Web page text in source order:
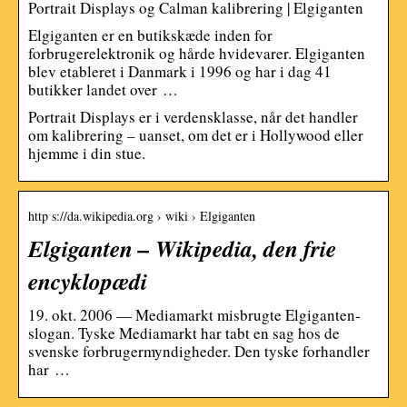
Portrait Displays og Calman kalibrering | Elgiganten
Elgiganten er en butikskæde inden for
forbrugerelektronik og hårde hvidevarer. Elgiganten
blev etableret i Danmark i 1996 og har i dag 41
butikker landet over …
Portrait Displays er i verdensklasse, når det handler
om kalibrering – uanset, om det er i Hollywood eller
hjemme i din stue.
http s://da.wikipedia.org › wiki › Elgiganten
Elgiganten – Wikipedia, den frie
encyklopædi
19. okt. 2006 — Mediamarkt misbrugte Elgiganten-
slogan. Tyske Mediamarkt har tabt en sag hos de
svenske forbrugermyndigheder. Den tyske forhandler
har …